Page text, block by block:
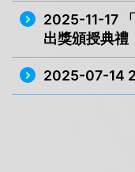
2025-11-17
出獎頒授典禮
2025-07-14